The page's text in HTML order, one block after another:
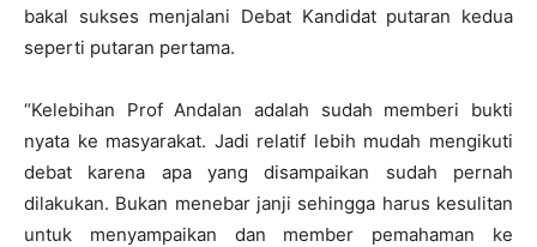
bakal sukses menjalani Debat Kandidat putaran kedua
seperti putaran pertama.
“Kelebihan Prof Andalan adalah sudah memberi bukti
nyata ke masyarakat. Jadi relatif lebih mudah mengikuti
debat karena apa yang disampaikan sudah pernah
dilakukan. Bukan menebar janji sehingga harus kesulitan
untuk menyampaikan dan member pemahaman ke